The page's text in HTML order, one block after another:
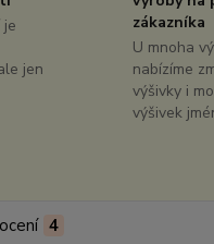
je
jen
zákazníka
U mnoha
nabízíme
výšivky i
výšivek
4